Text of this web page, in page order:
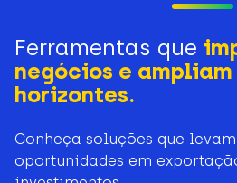
Ferramentas que
negócios e ampliam
horizontes.
Conheça soluções que
oportunidades em